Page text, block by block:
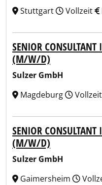
Stuttgart
Vollzeit
SENIOR CONSULTANT
(M/W/D)
Sulzer GmbH
Magdeburg
Vollzeit
SENIOR CONSULTANT
(M/W/D)
Sulzer GmbH
Gaimersheim